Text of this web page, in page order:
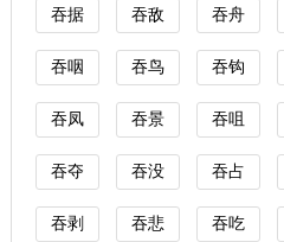
吞据 吞敌 吞舟
吞咽 吞鸟 吞钩
吞凤 吞景 吞咀
吞夺 吞没 吞占
吞剥 吞悲 吞吃